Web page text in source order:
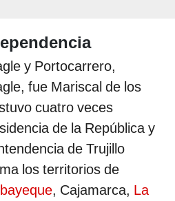
y Portocarrero,
fue Mariscal de los
cuatro veces
de la República y
de Trujillo
los territorios de
, Cajamarca, La